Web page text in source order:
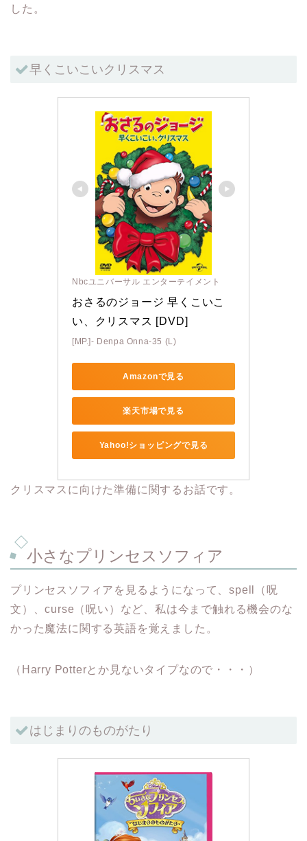
した。
早くこいこいクリスマス
Nbcユニバーサル エンターテイメント
おさるのジョージ 早くこいこ
い、クリスマス [DVD]
[MP.]- Denpa Onna-35 (L)
Amazonで見る
楽天市場で見る
Yahoo!ショッピングで見る
クリスマスに向けた準備に関するお話です。
小さなプリンセスソフィア
プリンセスソフィアを見るようになって、spell（呪
文）、curse（呪い）など、私は今まで触れる機会のな
かった魔法に関する英語を覚えました。
（Harry Potterとか見ないタイプなので・・・）
はじまりのものがたり